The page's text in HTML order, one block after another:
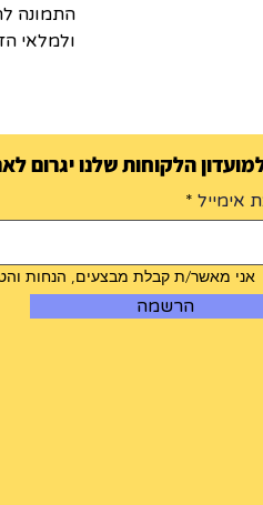
התמונה
ולמלאי
הלקוחות שלנו יגרום
אימייל
אני מאשר/ת קבלת מבצעים, הנחות
הרשמה